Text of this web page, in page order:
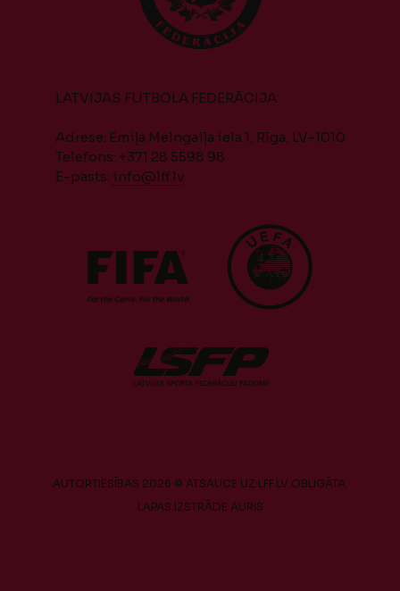
LATVIJAS FUTBOLA FEDERĀCIJA
Adrese: Emiļa Melngaiļa iela 1, Rīga, LV-1010
Telefons: +371 28 5598 98
E-pasts: info@lff.lv
AUTORTIESĪBAS 2026 © ATSAUCE UZ LFF.LV OBLIGĀTA.
LAPAS IZSTRĀDE AURIS